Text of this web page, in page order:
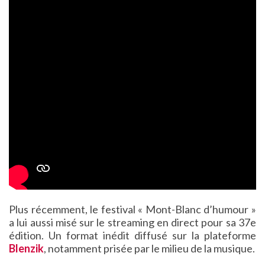
Plus récemment, le festival « Mont-Blanc d’humour »
a lui aussi misé sur le streaming en direct pour sa 37e
édition. Un format inédit diffusé sur la plateforme
Blenzik, notamment prisée par le milieu de la musique.